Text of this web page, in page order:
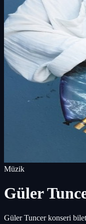
Müzik
Güler
Güler Tuncer konseri